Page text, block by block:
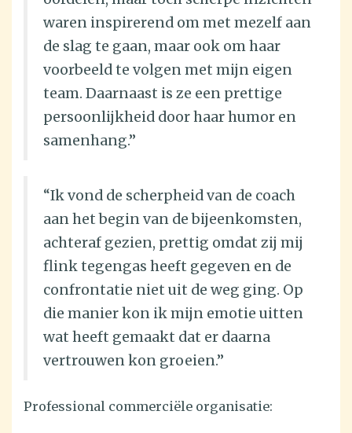
waren inspirerend om met mezelf aan
de slag te gaan, maar ook om haar
voorbeeld te volgen met mijn eigen
team. Daarnaast is ze een prettige
persoonlijkheid door haar humor en
samenhang.”
“Ik vond de scherpheid van de coach
aan het begin van de bijeenkomsten,
achteraf gezien, prettig omdat zij mij
flink tegengas heeft gegeven en de
confrontatie niet uit de weg ging. Op
die manier kon ik mijn emotie uitten
wat heeft gemaakt dat er daarna
vertrouwen kon groeien.”
Professional commerciële organisatie: